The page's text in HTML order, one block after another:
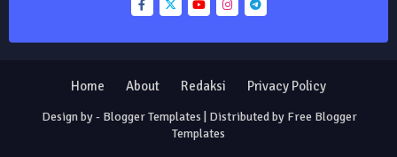
Design by - Blogger Templates | Distributed by Free Blogger
Templates
Home About Redaksi Privacy Policy